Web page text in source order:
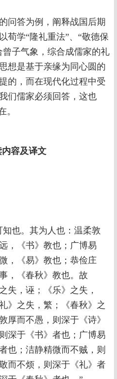
问答为例，阐释战国后期
荀学“隆礼重法”、“敬德保
子气象，综合成儒家的礼
想是基于亲缘为同心圆的
的，而在现代化过程中受
们儒家必须回答，这也
。
容及译文
也。其为人也：温柔敦
，《书》教也；广博易
，《易》教也；恭俭庄
，《春秋》教也。故
失，诬；《乐》之失，
》之失，繁；《春秋》之
厚而不愚，则深于《诗》
深于《书》者也；广博易
也；洁静精微而不贼，则
而不烦，则深于《礼》者